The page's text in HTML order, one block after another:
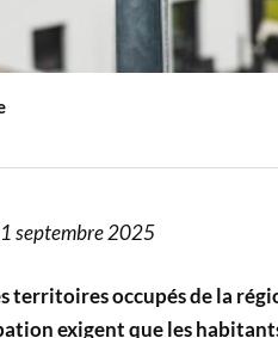
septembre 2025
territoires occupés de la
exigent que les